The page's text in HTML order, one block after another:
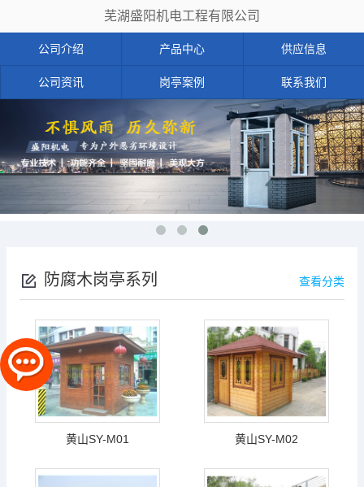
芜湖盛阳机电工程有限公司
公司介绍 产品中心 供应信息
公司资讯 岗亭案例 联系我们
防腐木岗亭系列 查看分类
黄山SY-M01 黄山SY-M02